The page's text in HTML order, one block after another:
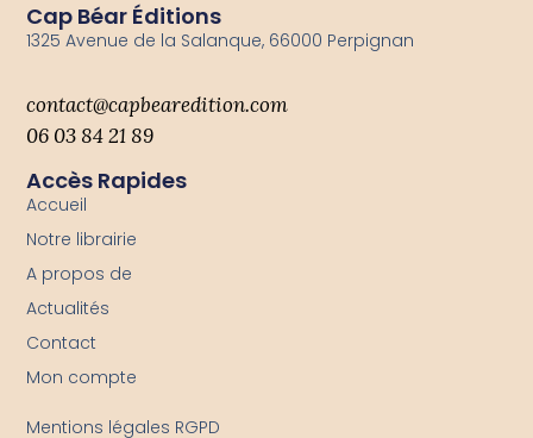
Accès Rapides
Accueil
Notre librairie
A propos de
Actualités
Contact
Mon compte
Mentions légales RGPD
Cap Béar Éditions
1325 Avenue de la Salanque, 66000 Perpignan
contact@capbearedition.com
06 03 84 21 89